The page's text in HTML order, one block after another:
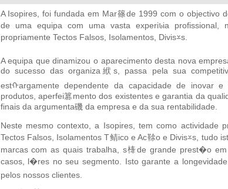
A Isopires, foi fundada em Mar篠de 1999 com o objectivo
de uma equipa com uma vasta experiꮣia
propriamente Tectos Falsos, Isolamentos, Divis⩡s.
A equipa que dinamizou o aparecimento desta nova
do sucesso das organiza絥s, passa pela sua
estᠬargamente dependente da capacidade de inovar
produtos, aperfei篡mento dos existentes e garantia da
finais da argumenta磯 da empresa e da sua rentabilidade.
Neste mesmo contexto, a Isopires, tem como actividade
Tectos Falsos, Isolamentos T鲭ico e Ac䩣o e Divis⩡s, tudo
marcas com as quais trabalha, s㯠de grande prest�o
casos, l�res no seu segmento. Isto garante a
pelos nossos clientes.